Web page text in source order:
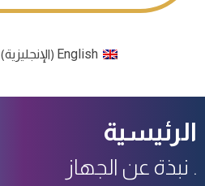
English
(الإنجليزية)
الرئيسية
نبذة عن الجهاز